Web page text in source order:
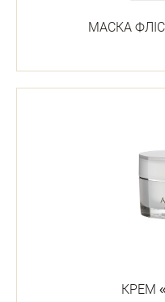
МАСКА
КРЕМ